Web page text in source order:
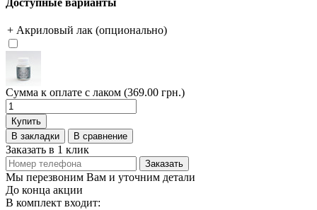
Доступные варианты
+ Акриловый лак (опционально)
Сумма к оплате с лаком (369.00 грн.)
Купить
В закладки
В сравнение
Заказать в 1 клик
Заказать
Мы перезвоним Вам и уточним детали
До конца акции
В комплект входит: